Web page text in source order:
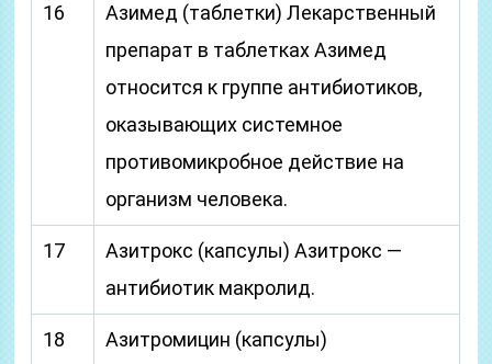
16
Азимед (таблетки) Лекарственный
препарат в таблетках Азимед
относится к группе антибиотиков,
оказывающих системное
противомикробное действие на
организм человека.
17
Азитрокс (капсулы) Азитрокс —
антибиотик макролид.
18
Азитромицин (капсулы)